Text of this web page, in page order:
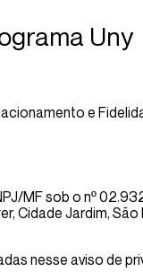
Uny
e
MF sob o nº
Cidade Jardim,
nesse aviso de